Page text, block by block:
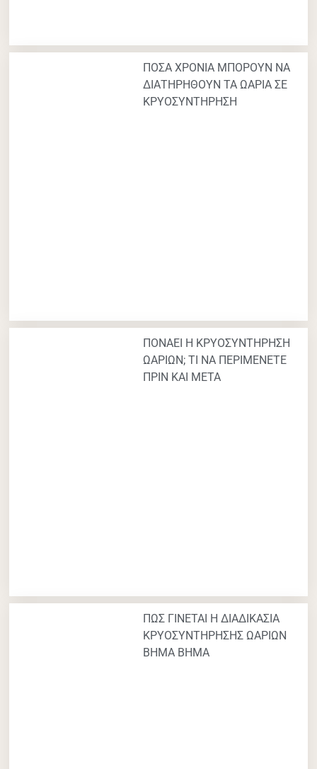
ΠΟΣΑ ΧΡΟΝΙΑ ΜΠΟΡΟΥΝ ΝΑ
ΔΙΑΤΗΡΗΘΟΥΝ ΤΑ ΩΑΡΙΑ ΣΕ
ΚΡΥΟΣΥΝΤΗΡΗΣΗ
ΠΟΝΑΕΙ Η ΚΡΥΟΣΥΝΤΗΡΗΣΗ
ΩΑΡΙΩΝ; ΤΙ ΝΑ ΠΕΡΙΜΕΝΕΤΕ
ΠΡΙΝ ΚΑΙ ΜΕΤΑ
ΠΩΣ ΓΙΝΕΤΑΙ Η ΔΙΑΔΙΚΑΣΙΑ
ΚΡΥΟΣΥΝΤΗΡΗΣΗΣ ΩΑΡΙΩΝ
ΒΗΜΑ ΒΗΜΑ